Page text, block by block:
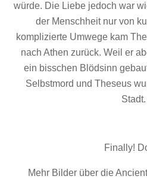
würde. Die Liebe jedoch war
der Menschheit nur von
komplizierte Umwege kam
nach Athen zurück. Weil er
ein bisschen Blödsinn
Selbstmord und Theseus
Stadt.
Finally!
Mehr Bilder über die